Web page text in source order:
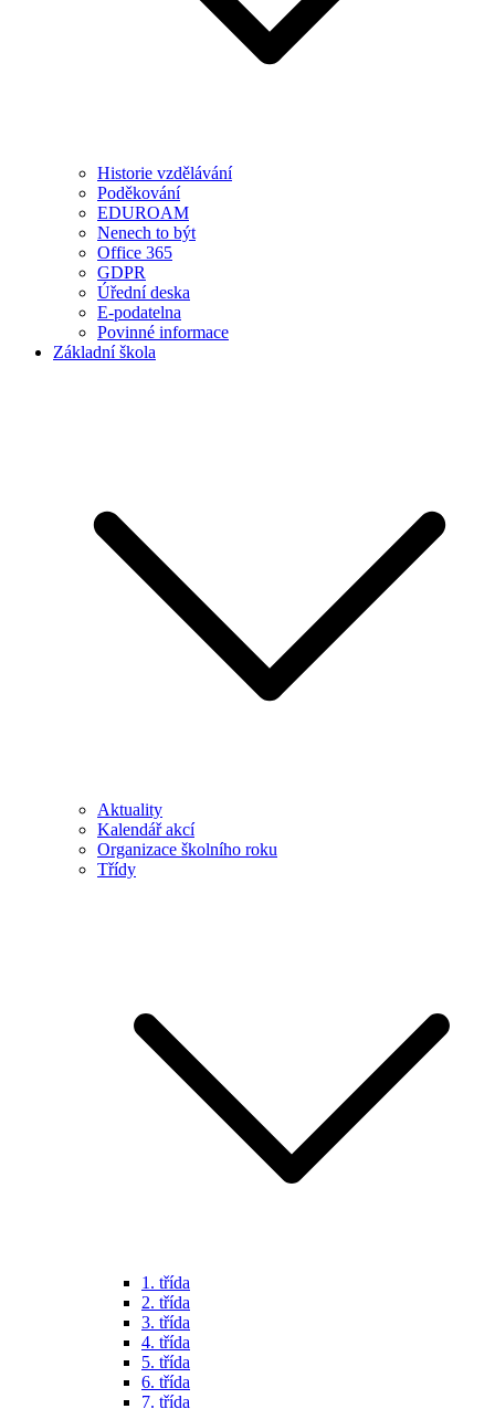
Historie vzdělávání
Poděkování
EDUROAM
Nenech to být
Office 365
GDPR
Úřední deska
E-podatelna
Povinné informace
Základní škola
Aktuality
Kalendář akcí
Organizace školního roku
Třídy
1. třída
2. třída
3. třída
4. třída
5. třída
6. třída
7. třída